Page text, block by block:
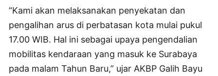
“Kami akan melaksanakan penyekatan dan
pengalihan arus di perbatasan kota mulai pukul
17.00 WIB. Hal ini sebagai upaya pengendalian
mobilitas kendaraan yang masuk ke Surabaya
pada malam Tahun Baru,” ujar AKBP Galih Bayu